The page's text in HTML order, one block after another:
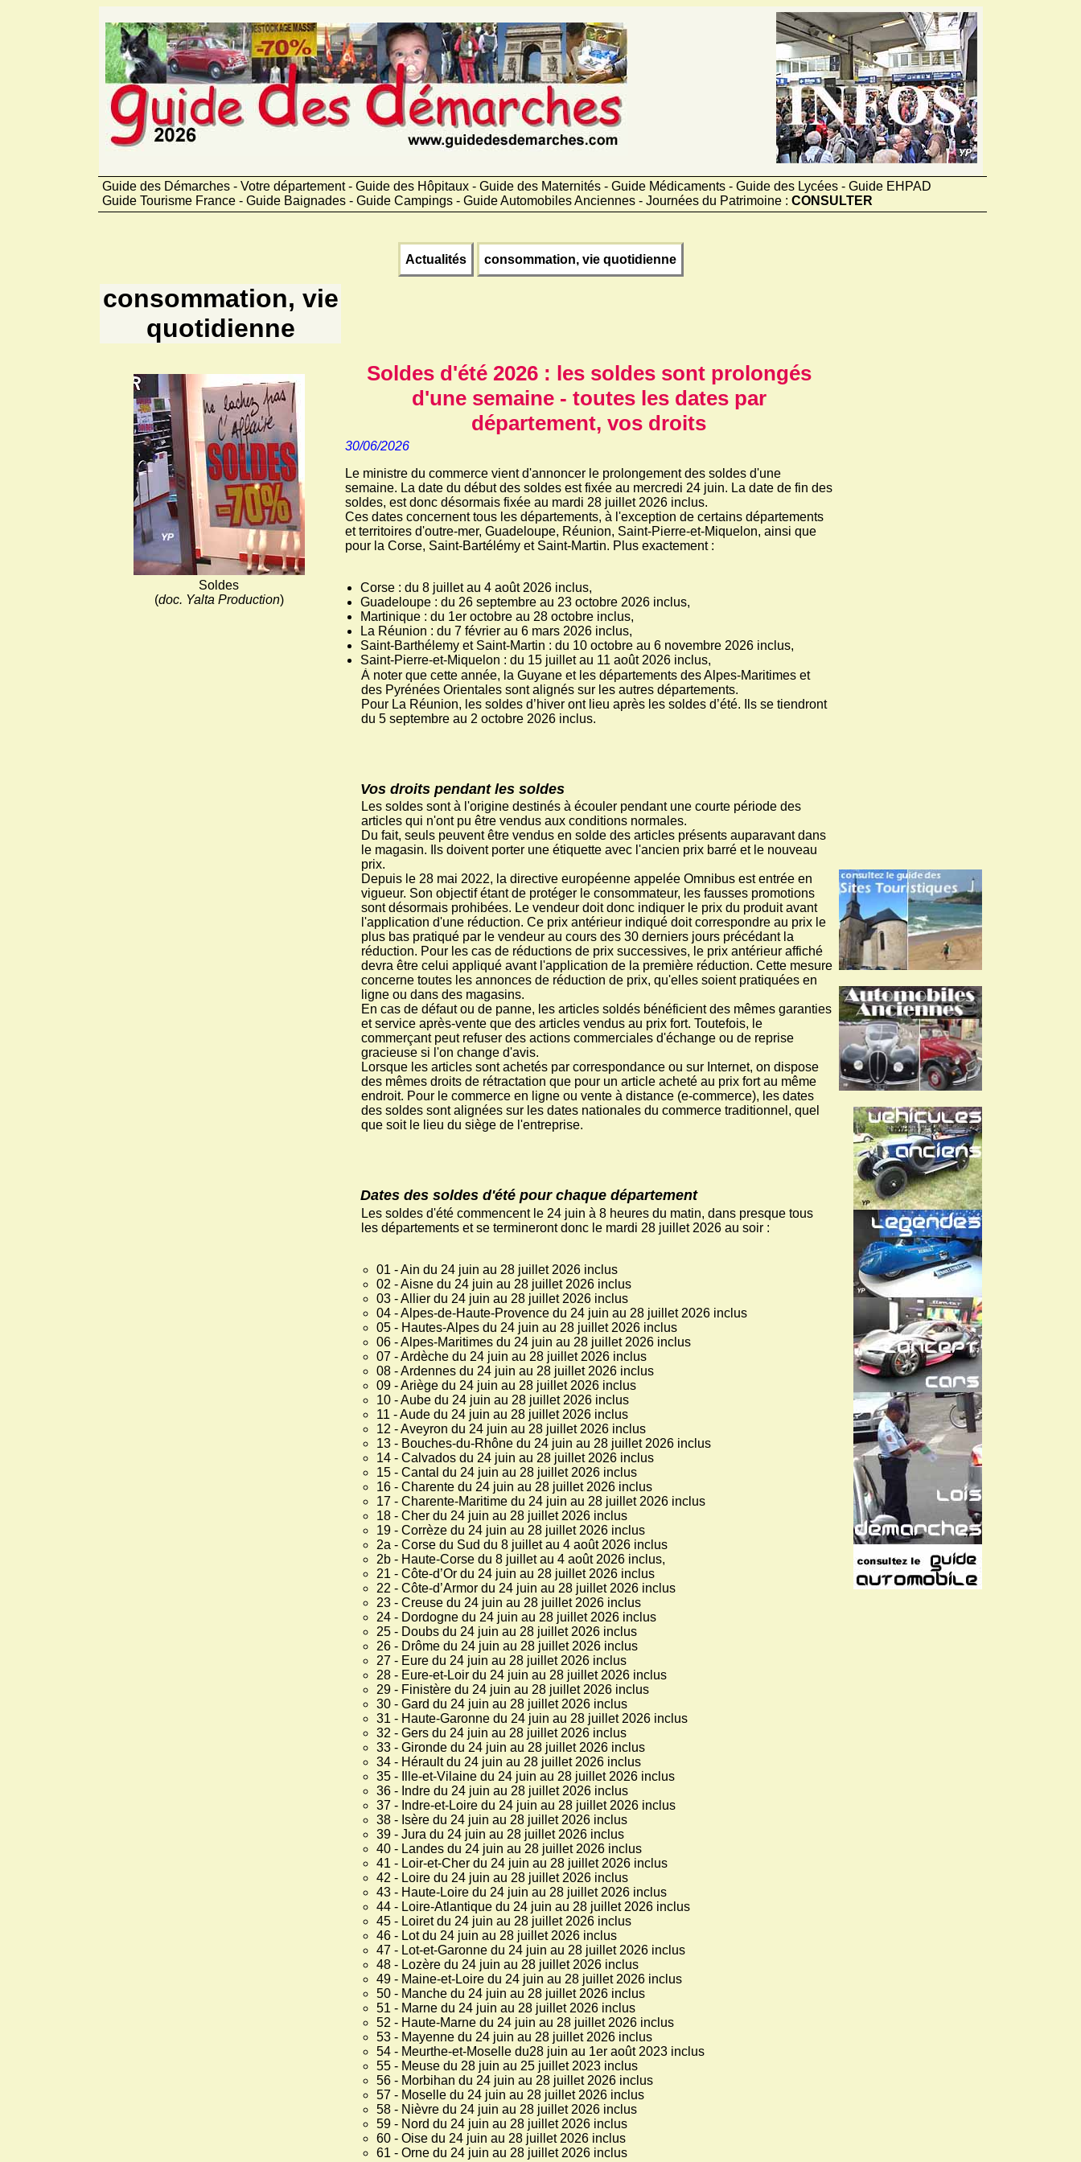
Guide des Démarches - Votre département - Guide des Hôpitaux - Guide des Maternités - Guide Médicaments - Guide des Lycées - Guide EHPAD
Guide Tourisme France - Guide Baignades - Guide Campings - Guide Automobiles Anciennes - Journées du Patrimoine : CONSULTER
Actualités consommation, vie quotidienne
consommation, vie
quotidienne
Soldes
(doc. Yalta Production)
Soldes d'été 2026 : les soldes sont prolongés
d'une semaine - toutes les dates par
département, vos droits
30/06/2026
Le ministre du commerce vient d'annoncer le prolongement des soldes d'une
semaine. La date du début des soldes est fixée au mercredi 24 juin. La date de fin des
soldes, est donc désormais fixée au mardi 28 juillet 2026 inclus.
Ces dates concernent tous les départements, à l'exception de certains départements
et territoires d'outre-mer, Guadeloupe, Réunion, Saint-Pierre-et-Miquelon, ainsi que
pour la Corse, Saint-Bartélémy et Saint-Martin. Plus exactement :
Corse : du 8 juillet au 4 août 2026 inclus,
Guadeloupe : du 26 septembre au 23 octobre 2026 inclus,
Martinique : du 1er octobre au 28 octobre inclus,
La Réunion : du 7 février au 6 mars 2026 inclus,
Saint-Barthélemy et Saint-Martin : du 10 octobre au 6 novembre 2026 inclus,
Saint-Pierre-et-Miquelon : du 15 juillet au 11 août 2026 inclus,
À noter que cette année, la Guyane et les départements des Alpes-Maritimes et
des Pyrénées Orientales sont alignés sur les autres départements.
Pour La Réunion, les soldes d’hiver ont lieu après les soldes d’été. Ils se tiendront
du 5 septembre au 2 octobre 2026 inclus.
Vos droits pendant les soldes
Les soldes sont à l'origine destinés à écouler pendant une courte période des
articles qui n'ont pu être vendus aux conditions normales.
Du fait, seuls peuvent être vendus en solde des articles présents auparavant dans
le magasin. Ils doivent porter une étiquette avec l'ancien prix barré et le nouveau
prix.
Depuis le 28 mai 2022, la directive européenne appelée Omnibus est entrée en
vigueur. Son objectif étant de protéger le consommateur, les fausses promotions
sont désormais prohibées. Le vendeur doit donc indiquer le prix du produit avant
l'application d'une réduction. Ce prix antérieur indiqué doit correspondre au prix le
plus bas pratiqué par le vendeur au cours des 30 derniers jours précédant la
réduction. Pour les cas de réductions de prix successives, le prix antérieur affiché
devra être celui appliqué avant l'application de la première réduction. Cette mesure
concerne toutes les annonces de réduction de prix, qu'elles soient pratiquées en
ligne ou dans des magasins.
En cas de défaut ou de panne, les articles soldés bénéficient des mêmes garanties
et service après-vente que des articles vendus au prix fort. Toutefois, le
commerçant peut refuser des actions commerciales d'échange ou de reprise
gracieuse si l'on change d'avis.
Lorsque les articles sont achetés par correspondance ou sur Internet, on dispose
des mêmes droits de rétractation que pour un article acheté au prix fort au même
endroit. Pour le commerce en ligne ou vente à distance (e-commerce), les dates
des soldes sont alignées sur les dates nationales du commerce traditionnel, quel
que soit le lieu du siège de l'entreprise.
Dates des soldes d'été pour chaque département
Les soldes d'été commencent le 24 juin à 8 heures du matin, dans presque tous
les départements et se termineront donc le mardi 28 juillet 2026 au soir :
01 - Ain du 24 juin au 28 juillet 2026 inclus
02 - Aisne du 24 juin au 28 juillet 2026 inclus
03 - Allier du 24 juin au 28 juillet 2026 inclus
04 - Alpes-de-Haute-Provence du 24 juin au 28 juillet 2026 inclus
05 - Hautes-Alpes du 24 juin au 28 juillet 2026 inclus
06 - Alpes-Maritimes du 24 juin au 28 juillet 2026 inclus
07 - Ardèche du 24 juin au 28 juillet 2026 inclus
08 - Ardennes du 24 juin au 28 juillet 2026 inclus
09 - Ariège du 24 juin au 28 juillet 2026 inclus
10 - Aube du 24 juin au 28 juillet 2026 inclus
11 - Aude du 24 juin au 28 juillet 2026 inclus
12 - Aveyron du 24 juin au 28 juillet 2026 inclus
13 - Bouches-du-Rhône du 24 juin au 28 juillet 2026 inclus
14 - Calvados du 24 juin au 28 juillet 2026 inclus
15 - Cantal du 24 juin au 28 juillet 2026 inclus
16 - Charente du 24 juin au 28 juillet 2026 inclus
17 - Charente-Maritime du 24 juin au 28 juillet 2026 inclus
18 - Cher du 24 juin au 28 juillet 2026 inclus
19 - Corrèze du 24 juin au 28 juillet 2026 inclus
2a - Corse du Sud du 8 juillet au 4 août 2026 inclus
2b - Haute-Corse du 8 juillet au 4 août 2026 inclus,
21 - Côte-d’Or du 24 juin au 28 juillet 2026 inclus
22 - Côte-d’Armor du 24 juin au 28 juillet 2026 inclus
23 - Creuse du 24 juin au 28 juillet 2026 inclus
24 - Dordogne du 24 juin au 28 juillet 2026 inclus
25 - Doubs du 24 juin au 28 juillet 2026 inclus
26 - Drôme du 24 juin au 28 juillet 2026 inclus
27 - Eure du 24 juin au 28 juillet 2026 inclus
28 - Eure-et-Loir du 24 juin au 28 juillet 2026 inclus
29 - Finistère du 24 juin au 28 juillet 2026 inclus
30 - Gard du 24 juin au 28 juillet 2026 inclus
31 - Haute-Garonne du 24 juin au 28 juillet 2026 inclus
32 - Gers du 24 juin au 28 juillet 2026 inclus
33 - Gironde du 24 juin au 28 juillet 2026 inclus
34 - Hérault du 24 juin au 28 juillet 2026 inclus
35 - Ille-et-Vilaine du 24 juin au 28 juillet 2026 inclus
36 - Indre du 24 juin au 28 juillet 2026 inclus
37 - Indre-et-Loire du 24 juin au 28 juillet 2026 inclus
38 - Isère du 24 juin au 28 juillet 2026 inclus
39 - Jura du 24 juin au 28 juillet 2026 inclus
40 - Landes du 24 juin au 28 juillet 2026 inclus
41 - Loir-et-Cher du 24 juin au 28 juillet 2026 inclus
42 - Loire du 24 juin au 28 juillet 2026 inclus
43 - Haute-Loire du 24 juin au 28 juillet 2026 inclus
44 - Loire-Atlantique du 24 juin au 28 juillet 2026 inclus
45 - Loiret du 24 juin au 28 juillet 2026 inclus
46 - Lot du 24 juin au 28 juillet 2026 inclus
47 - Lot-et-Garonne du 24 juin au 28 juillet 2026 inclus
48 - Lozère du 24 juin au 28 juillet 2026 inclus
49 - Maine-et-Loire du 24 juin au 28 juillet 2026 inclus
50 - Manche du 24 juin au 28 juillet 2026 inclus
51 - Marne du 24 juin au 28 juillet 2026 inclus
52 - Haute-Marne du 24 juin au 28 juillet 2026 inclus
53 - Mayenne du 24 juin au 28 juillet 2026 inclus
54 - Meurthe-et-Moselle du28 juin au 1er août 2023 inclus
55 - Meuse du 28 juin au 25 juillet 2023 inclus
56 - Morbihan du 24 juin au 28 juillet 2026 inclus
57 - Moselle du 24 juin au 28 juillet 2026 inclus
58 - Nièvre du 24 juin au 28 juillet 2026 inclus
59 - Nord du 24 juin au 28 juillet 2026 inclus
60 - Oise du 24 juin au 28 juillet 2026 inclus
61 - Orne du 24 juin au 28 juillet 2026 inclus